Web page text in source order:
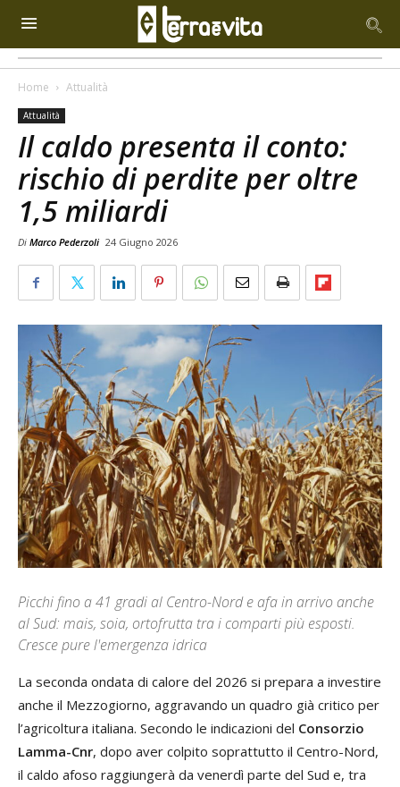
Home Attualità
Attualità
Il caldo presenta il conto:
rischio di perdite per oltre
1,5 miliardi
Di Marco Pederzoli 24 Giugno 2026
Picchi fino a 41 gradi al Centro-Nord e afa in arrivo anche
al Sud: mais, soia, ortofrutta tra i comparti più esposti.
Cresce pure l'emergenza idrica
La seconda ondata di calore del 2026 si prepara a investire
anche il Mezzogiorno, aggravando un quadro già critico per
l’agricoltura italiana. Secondo le indicazioni del Consorzio
Lamma-Cnr, dopo aver colpito soprattutto il Centro-Nord,
il caldo afoso raggiungerà da venerdì parte del Sud e, tra